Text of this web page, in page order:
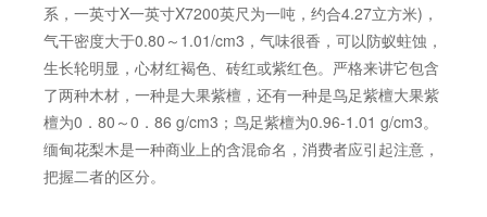
系，一英寸X一英寸X7200英尺为一吨，约合4.27立方米)，
气干密度大于0.80～1.01/cm3，气味很香，可以防蚁蛀蚀，
生长轮明显，心材红褐色、砖红或紫红色。严格来讲它包含
了两种木材，一种是大果紫檀，还有一种是鸟足紫檀大果紫
檀为0．80～0．86 g/cm3；鸟足紫檀为0.96-1.01 g/cm3。
缅甸花梨木是一种商业上的含混命名，消费者应引起注意，
把握二者的区分。